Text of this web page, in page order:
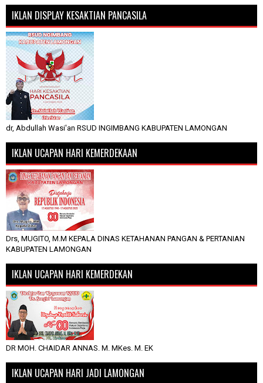
IKLAN DISPLAY KESAKTIAN PANCASILA
dr, Abdullah Wasi'an RSUD INGIMBANG KABUPATEN LAMONGAN
IKLAN UCAPAN HARI KEMERDEKAAN
Drs, MUGITO, M.M KEPALA DINAS KETAHANAN PANGAN & PERTANIAN
KABUPATEN LAMONGAN
IKLAN UCAPAN HARI KEMERDEKAN
DR MOH. CHAIDAR ANNAS. M. MKes. M. EK
IKLAN UCAPAN HARI JADI LAMONGAN